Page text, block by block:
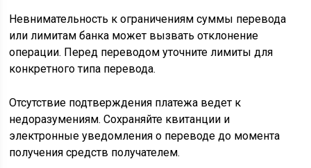
Невнимательность к ограничениям суммы перевода
или лимитам банка может вызвать отклонение
операции. Перед переводом уточните лимиты для
конкретного типа перевода.
Отсутствие подтверждения платежа ведет к
недоразумениям. Сохраняйте квитанции и
электронные уведомления о переводе до момента
получения средств получателем.